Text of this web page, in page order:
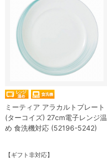
ミーティア アラカルトプレート
(ターコイズ) 27cm電子レンジ温
め 食洗機対応 (52196-5242)
【ギフト非対応】